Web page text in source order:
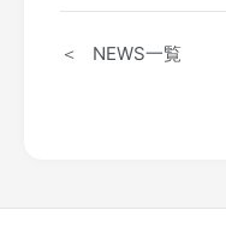
＜ NEWS一覧